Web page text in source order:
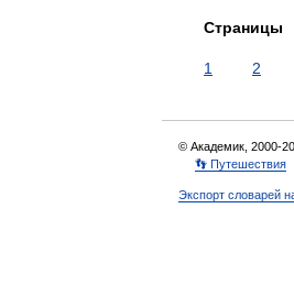
Страницы
1 2
© Академик, 2000-
👣 Путешествия
Экспорт словарей